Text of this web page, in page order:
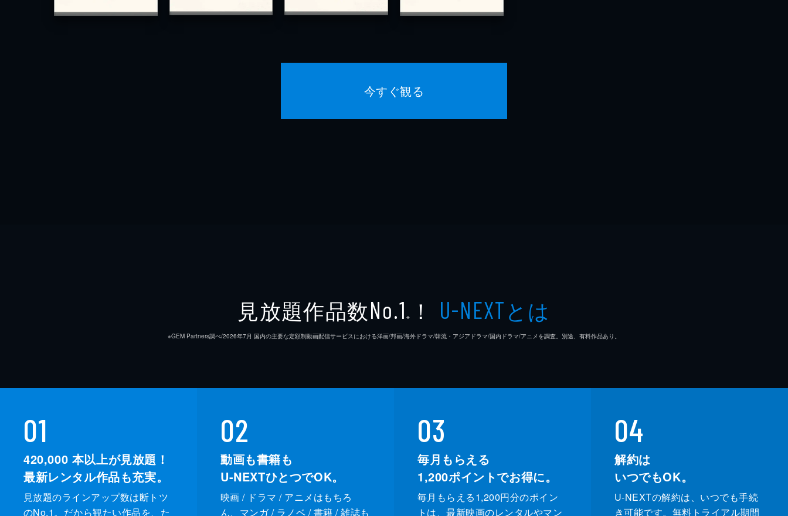
今すぐ観る
見放題作品数No.1 ※ ！ U-NEXTとは
※GEM Partners調べ/2026年7⽉ 国内の主要な定額制動画配信サービスにおける洋画/邦画/海外ドラマ/韓流・アジアドラマ/国内ドラマ/アニメを調査。別途、有料作品あり。
01
420,000 本以上が見放題！
最新レンタル作品も充実。
見放題のラインアップ数は断トツ
のNo.1。だから観たい作品を、た
02
動画も書籍も
U-NEXTひとつでOK。
映画 / ドラマ / アニメはもちろ
ん、マンガ / ラノベ / 書籍 / 雑誌も
03
毎月もらえる
1,200ポイントでお得に。
毎月もらえる1,200円分のポイン
トは、最新映画のレンタルやマン
04
解約は
いつでもOK。
U-NEXTの解約は、いつでも手続
き可能です。無料トライアル期間